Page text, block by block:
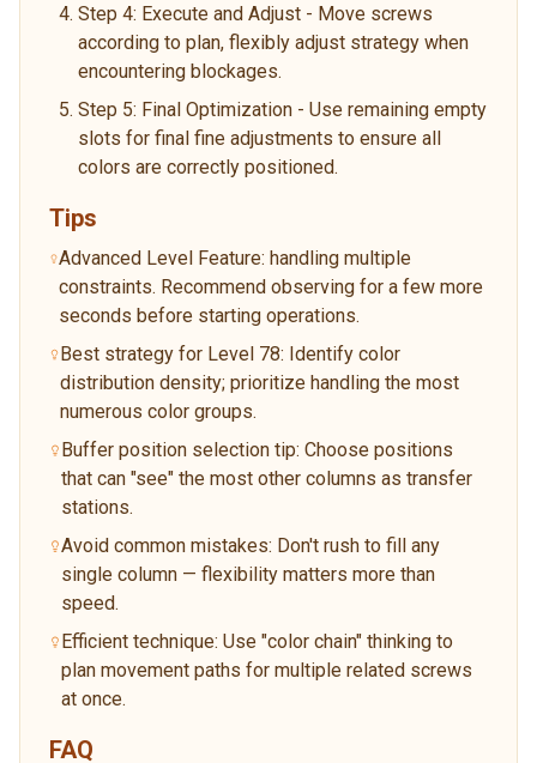
Step 4: Execute and Adjust - Move screws
according to plan, flexibly adjust strategy when
encountering blockages.
Step 5: Final Optimization - Use remaining empty
slots for final fine adjustments to ensure all
colors are correctly positioned.
Tips
Advanced Level Feature: handling multiple
constraints. Recommend observing for a few more
seconds before starting operations.
Best strategy for Level 78: Identify color
distribution density; prioritize handling the most
numerous color groups.
Buffer position selection tip: Choose positions
that can "see" the most other columns as transfer
stations.
Avoid common mistakes: Don't rush to fill any
single column — flexibility matters more than
speed.
Efficient technique: Use "color chain" thinking to
plan movement paths for multiple related screws
at once.
FAQ